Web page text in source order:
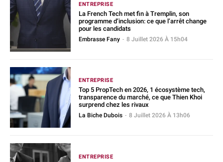
ENTREPRISE
La French Tech met fin à Tremplin, son
programme d’inclusion: ce que l’arrêt change
pour les candidats
Embrasse Fany - 8 Juillet 2026 À 15h04
ENTREPRISE
Top 5 PropTech en 2026, 1 écosystème tech,
transparence du marché, ce que Thien Khoi
surprend chez les rivaux
La Biche Dubois - 8 Juillet 2026 À 13h06
ENTREPRISE